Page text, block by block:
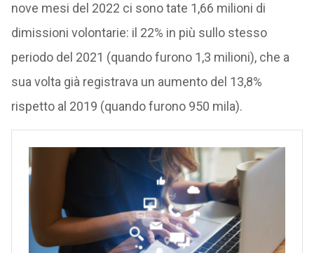
nove mesi del 2022 ci sono tate 1,66 milioni di
dimissioni volontarie: il 22% in più sullo stesso
periodo del 2021 (quando furono 1,3 milioni), che a
sua volta già registrava un aumento del 13,8%
rispetto al 2019 (quando furono 950 mila).